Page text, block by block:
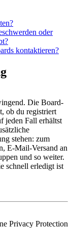
oder
kontaktieren?
Die Board-
ob du registriert
jeden Fall erhältst
stehen: zum
E-Mail-Versand an
und so weiter.
schnell erledigt ist
Privacy Protection